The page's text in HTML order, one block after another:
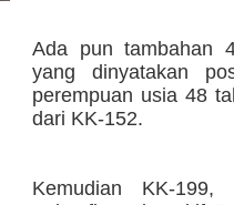
Ada pun tambahan
yang dinyatakan
perempuan usia 48
dari KK-152.
Kemudian KK-